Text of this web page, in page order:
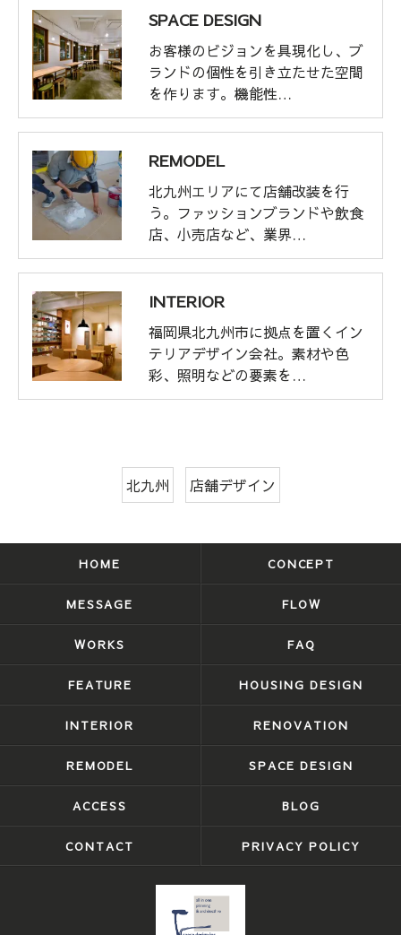
SPACE DESIGN
お客様のビジョンを具現化し、ブ
ランドの個性を引き立たせた空間
を作ります。機能性…
REMODEL
北九州エリアにて店舗改装を行
う。ファッションブランドや飲食
店、小売店など、業界…
INTERIOR
福岡県北九州市に拠点を置くイン
テリアデザイン会社。素材や色
彩、照明などの要素を…
北九州 店舗デザイン
HOME CONCEPT
MESSAGE FLOW
WORKS FAQ
FEATURE HOUSING DESIGN
INTERIOR RENOVATION
REMODEL SPACE DESIGN
ACCESS BLOG
CONTACT PRIVACY POLICY